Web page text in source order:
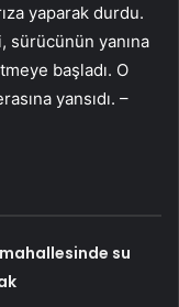
yaparak durdu.
sürücünün yanına
başladı. O
yansıdı. –
mahallesinde su